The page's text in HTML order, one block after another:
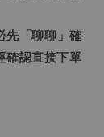
先「聊聊」確
確認直接下單